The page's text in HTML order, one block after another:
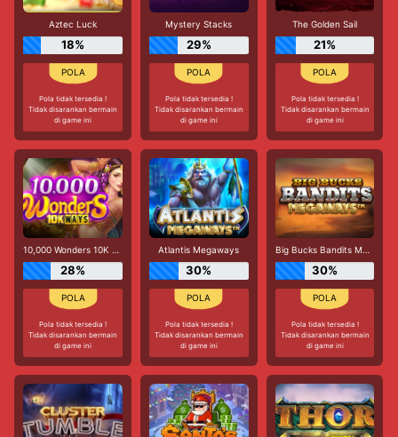
Aztec Luck
18%
Pola tidak tersedia !
Tidak disarankan bermain
di game ini
Mystery Stacks
29%
Pola tidak tersedia !
Tidak disarankan bermain
di game ini
The Golden Sail
21%
Pola tidak tersedia !
Tidak disarankan bermain
di game ini
10,000 Wonders 10K Ways
28%
Pola tidak tersedia !
Tidak disarankan bermain
di game ini
Atlantis Megaways
30%
Pola tidak tersedia !
Tidak disarankan bermain
di game ini
Big Bucks Bandits Megaways
30%
Pola tidak tersedia !
Tidak disarankan bermain
di game ini